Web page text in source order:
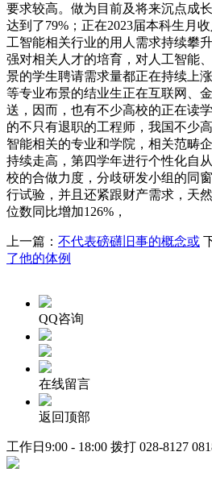
要求较高。做为目前及将来沉点成
达到了79%；正在2023届本科生月
工智能相关行业的用人需求持续攀
强对相关人才的培育，对人工智能
景的学生聘请需求量都正在持续上
等专业布景的结业生正在互联网、
送，因而，也有不少高校的正在读
的不只有退职的工程师，我国不少
智能相关的专业和学院，相关范畴
持续走高，第四学年进行个性化自
校的合做力度，分歧研发小组的同
行试验，并且还紧跟财产需求，天
位数同比增加126%，
上一篇： 不代表磅礴旧事的概念或
了他的体例
QQ咨询
在线留言
返回顶部
工作日9:00 - 18:00 拨打 028-8127